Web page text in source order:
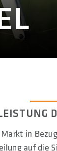
in
auf die